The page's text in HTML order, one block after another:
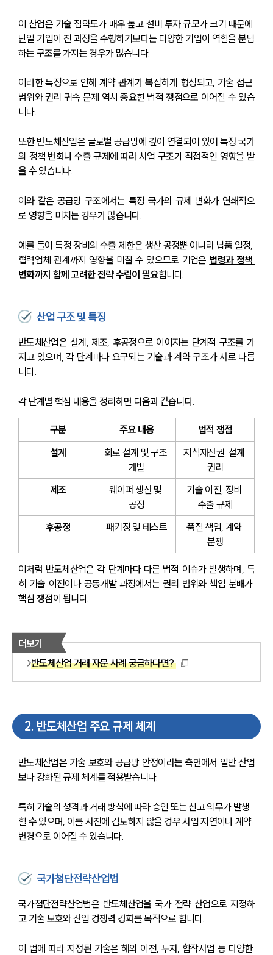
이 산업은 기술 집약도가 매우 높고 설비 투자 규모가 크기 때문에
단일 기업이 전 과정을 수행하기보다는 다양한 기업이 역할을 분담
하는 구조를 가지는 경우가 많습니다.
이러한 특징으로 인해 계약 관계가 복잡하게 형성되고, 기술 접근
범위와 권리 귀속 문제 역시 중요한 법적 쟁점으로 이어질 수 있습
니다.
또한 반도체산업은 글로벌 공급망에 깊이 연결되어 있어 특정 국가
의 정책 변화나 수출 규제에 따라 사업 구조가 직접적인 영향을 받
을 수 있습니다.
이와 같은 공급망 구조에서는 특정 국가의 규제 변화가 연쇄적으
로 영향을 미치는 경우가 많습니다.
예를 들어 특정 장비의 수출 제한은 생산 공정뿐 아니라 납품 일정,
협력업체 관계까지 영향을 미칠 수 있으므로 기업은 법령과 정책
변화까지 함께 고려한 전략 수립이 필요합니다.
산업 구조 및 특징
반도체산업은 설계, 제조, 후공정으로 이어지는 단계적 구조를 가
지고 있으며, 각 단계마다 요구되는 기술과 계약 구조가 서로 다릅
니다.
각 단계별 핵심 내용을 정리하면 다음과 같습니다.
구분 주요 내용
법적 쟁점
설계
회로 설계 및 구조
개발
지식재산권, 설계
권리
제조
웨이퍼 생산 및
공정
기술 이전, 장비
수출 규제
후공정
패키징 및 테스트
품질 책임, 계약
분쟁
이처럼 반도체산업은 각 단계마다 다른 법적 이슈가 발생하며, 특
히 기술 이전이나 공동개발 과정에서는 권리 범위와 책임 분배가
핵심 쟁점이 됩니다.
더보기
반도체산업 거래 자문 사례 궁금하다면?
2. 반도체산업 주요 규제 체계
반도체산업은 기술 보호와 공급망 안정이라는 측면에서 일반 산업
보다 강화된 규제 체계를 적용받습니다.
특히 기술의 성격과 거래 방식에 따라 승인 또는 신고 의무가 발생
할 수 있으며, 이를 사전에 검토하지 않을 경우 사업 지연이나 계약
변경으로 이어질 수 있습니다.
국가첨단전략산업법
국가첨단전략산업법은 반도체산업을 국가 전략 산업으로 지정하
고 기술 보호와 산업 경쟁력 강화를 목적으로 합니다.
이 법에 따라 지정된 기술은 해외 이전, 투자, 합작사업 등 다양한